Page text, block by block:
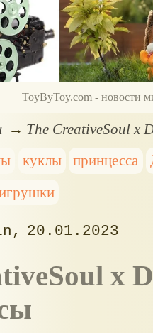
ToyByToy.com - новости
The CreativeSoul x
куклы принцесса
20.01.2023